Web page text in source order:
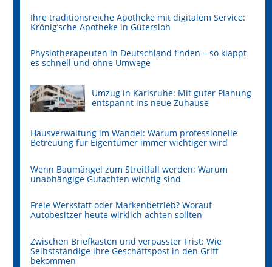
Ihre traditionsreiche Apotheke mit digitalem Service:
Krönig’sche Apotheke in Gütersloh
Physiotherapeuten in Deutschland finden – so klappt
es schnell und ohne Umwege
Umzug in Karlsruhe: Mit guter Planung
entspannt ins neue Zuhause
Hausverwaltung im Wandel: Warum professionelle
Betreuung für Eigentümer immer wichtiger wird
Wenn Baumängel zum Streitfall werden: Warum
unabhängige Gutachten wichtig sind
Freie Werkstatt oder Markenbetrieb? Worauf
Autobesitzer heute wirklich achten sollten
Zwischen Briefkasten und verpasster Frist: Wie
Selbstständige ihre Geschäftspost in den Griff
bekommen